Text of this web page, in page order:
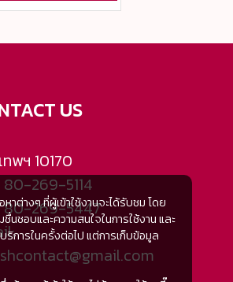
US
ทพฯ 10170
269-5114
80-269-5447
ต่างๆ ที่ผู้เข้าใช้งานจะได้รับชม โดย
นชอบและความสนใจในการใช้งาน และ
ริการในครั้งต่อไป แต่การเก็บข้อมูล